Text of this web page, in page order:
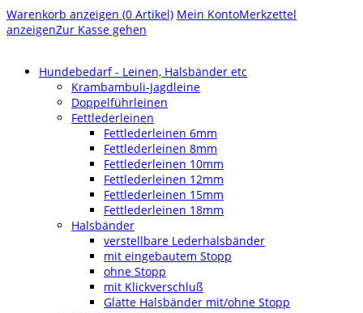
Warenkorb anzeigen (0 Artikel) Mein KontoMerkzettel
anzeigenZur Kasse gehen
Hundebedarf - Leinen, Halsbänder etc
Krambambuli-Jagdleine
Doppelführleinen
Fettlederleinen
Fettlederleinen 6mm
Fettlederleinen 8mm
Fettlederleinen 10mm
Fettlederleinen 12mm
Fettlederleinen 15mm
Fettlederleinen 18mm
Halsbänder
verstellbare Lederhalsbänder
mit eingebautem Stopp
ohne Stopp
mit Klickverschluß
Glatte Halsbänder mit/ohne Stopp